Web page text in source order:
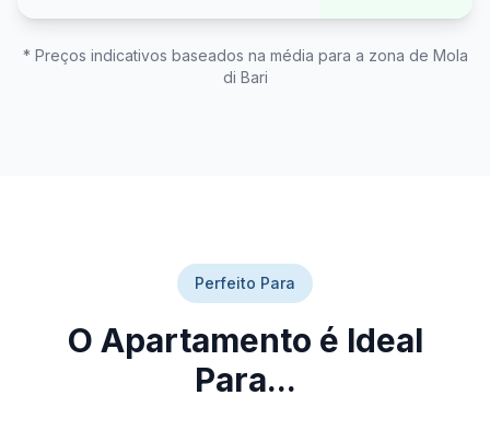
* Preços indicativos baseados na média para a zona de Mola
di Bari
Perfeito Para
O Apartamento é Ideal
Para...